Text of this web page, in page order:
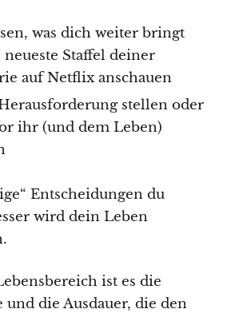
was dich weiter bringt
Staffel deiner
auf Netflix anschauen
stellen oder
ihr (und dem Leben)
Entscheidungen du
wird dein Leben
ist es die
und die Ausdauer, die den